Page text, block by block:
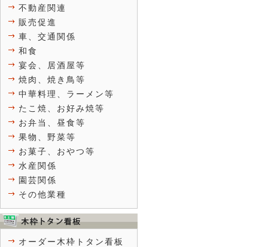
不動産関連
販売促進
車、交通関係
和食
宴会、居酒屋等
焼肉、焼き鳥等
中華料理、ラーメン等
たこ焼、お好み焼等
お弁当、昼食等
果物、野菜等
お菓子、おやつ等
水産関係
園芸関係
その他業種
オーダー木枠トタン看板